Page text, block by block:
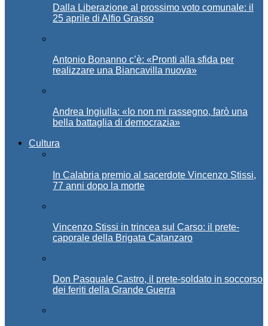
Dalla Liberazione al prossimo voto comunale: il
25 aprile di Alfio Grasso
Antonio Bonanno c’è: «Pronti alla sfida per
realizzare una Biancavilla nuova»
Andrea Ingiulla: «Io non mi rassegno, farò una
bella battaglia di democrazia»
Cultura
In Calabria premio al sacerdote Vincenzo Stissi,
77 anni dopo la morte
Vincenzo Stissi in trincea sul Carso: il prete-
caporale della Brigata Catanzaro
Don Pasquale Castro, il prete-soldato in soccorso
dei feriti della Grande Guerra